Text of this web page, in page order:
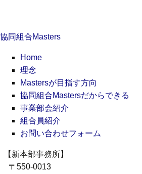
シ
ョ
協同組合Masters
Home
理念
Mastersが目指す方向
協同組合Mastersだからできる
事業部会紹介
組合員紹介
お問い合わせフォーム
【新本部事務所】
〒550-0013